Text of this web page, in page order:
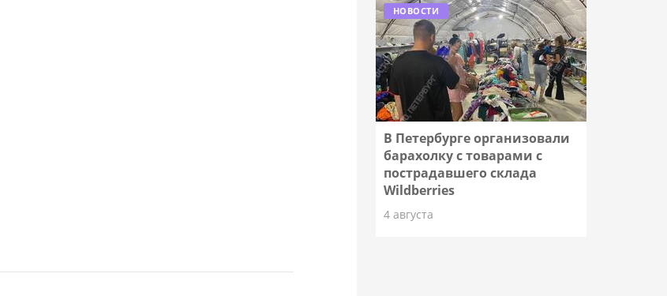
Подробнее
НОВОСТИ
В Петербурге организовали
барахолку с товарами с
пострадавшего склада
Wildberries
4 августа